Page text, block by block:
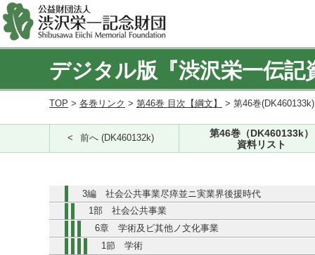
デジタル版『渋沢栄一伝記
TOP > 各巻リンク > 第46巻 目次【綱文】 > 第46巻
前へ (DK460132k)
第46巻（DK460133k）
資料リスト
3編 社会公共事業尽瘁並ニ実業界後援時代
1部 社会公共事業
6章 学術及ビ其他ノ文化事業
1節 学術